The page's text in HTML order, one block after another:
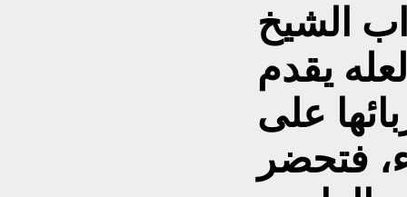
الشيخ
يقدم
على
فتحضر